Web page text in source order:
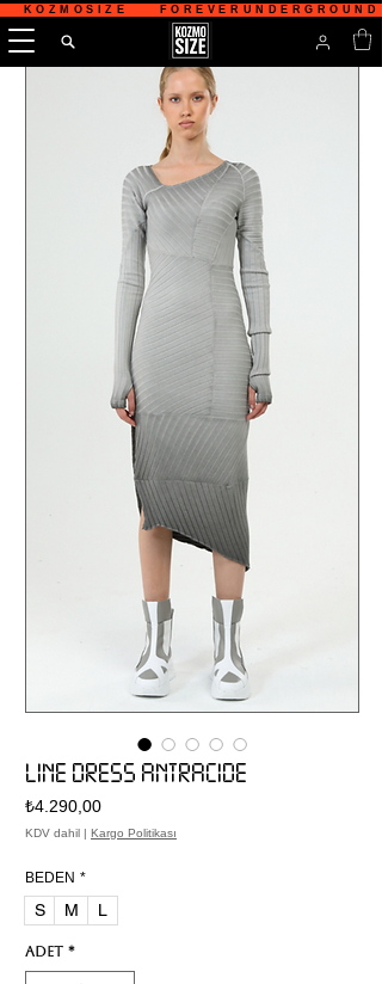
KOZMOSIZE    FOREVERUNDERGROUND
LINE DRESS ANTRACIDE
₺4.290,00Fiyat
KDV dahil | Kargo Politikası
BEDEN *
S M L
Adet *